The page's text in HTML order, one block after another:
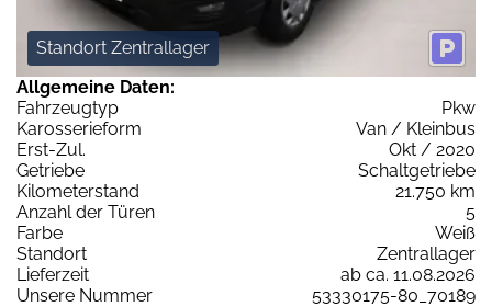
Standort Zentrallager
Allgemeine Daten:
Fahrzeugtyp
Pkw
Karosserieform
Van / Kleinbus
Erst-Zul.
Okt / 2020
Getriebe
Schaltgetriebe
Kilometerstand
21.750 km
Anzahl der Türen
5
Farbe
Weiß
Standort
Zentrallager
Lieferzeit
ab ca. 11.08.2026
Unsere Nummer
53330175-80_70189